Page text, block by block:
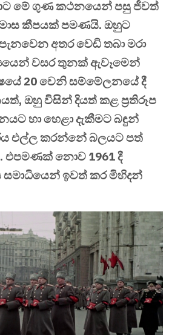
මේ ගුණ කථනයෙන් පසු ජීවත්
කීපයක් පමණයි. ඔහුට
අතර වෙඩි තබා මරා
වසර තුනක් ඇවෑමෙන්
20 වෙනි සම්මේලනයේ දී
ඔහු විසින් දියත් කළ ප්‍රතිරූප
හා හෙළා දැකීමට බඳුන්
එල්ල කරන්නේ බලයට පත්
එපමණක් නොව 1961 දී
ඉවත් කර මිහිදන්